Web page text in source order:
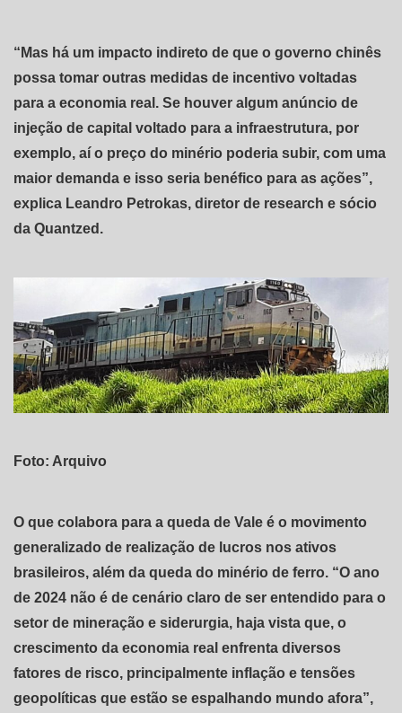
“Mas há um impacto indireto de que o governo chinês
possa tomar outras medidas de incentivo voltadas
para a economia real. Se houver algum anúncio de
injeção de capital voltado para a infraestrutura, por
exemplo, aí o preço do minério poderia subir, com uma
maior demanda e isso seria benéfico para as ações”,
explica Leandro Petrokas, diretor de research e sócio
da Quantzed.
Foto: Arquivo
O que colabora para a queda de Vale é o movimento
generalizado de realização de lucros nos ativos
brasileiros, além da queda do minério de ferro. “O ano
de 2024 não é de cenário claro de ser entendido para o
setor de mineração e siderurgia, haja vista que, o
crescimento da economia real enfrenta diversos
fatores de risco, principalmente inflação e tensões
geopolíticas que estão se espalhando mundo afora”,